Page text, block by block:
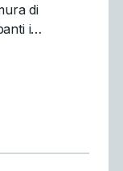
di
i…
Ricorso al